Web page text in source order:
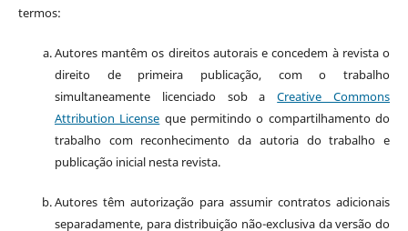
termos:
Autores mantêm os direitos autorais e concedem à revista o
direito de primeira publicação, com o trabalho
simultaneamente licenciado sob aCreative Commons
Attribution License que permitindo o compartilhamento do
trabalho com reconhecimento da autoria do trabalho e
publicação inicial nesta revista.
Autores têm autorização para assumir contratos adicionais
separadamente, para distribuição não-exclusiva da versão do